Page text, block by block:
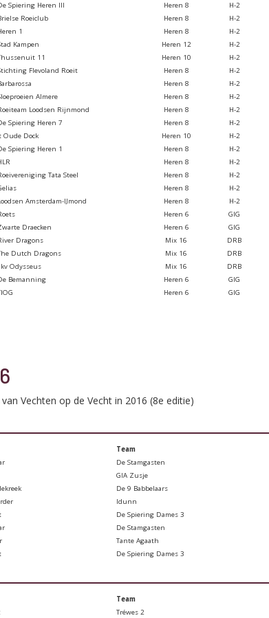
Spiering Heren III Heren 8 H-2
Roeiclub Heren 8 H-2
1 Heren 8 H-2
Kampen Heren 12 H-2
11 Heren 10 H-2
Flevoland Roeit Heren 8 H-2
Heren 8 H-2
Almere Heren 8 H-2
Loodsen Rijnmond Heren 8 H-2
Spiering Heren 7 Heren 8 H-2
Oude Dock Heren 10 H-2
Spiering Heren 1 Heren 8 H-2
Heren 8 H-2
Tata Steel Heren 8 H-2
Heren 8 H-2
Amsterdam-IJmond Heren 8 H-2
Heren 6 GIG
Draecken Heren 6 GIG
Dragons Mix 16 DRB
Dutch Dragons Mix 16 DRB
Odysseus Mix 16 DRB
Bemanning Heren 6 GIG
Heren 6 GIG
Vechten op de Vecht in 2016 (8e editie)
Team
De Stamgasten
GIA Zusje
De 9 Babbelaars
Idunn
De Spiering Dames 3
De Stamgasten
Tante Agaath
De Spiering Dames 3
Team
Tréwes 2